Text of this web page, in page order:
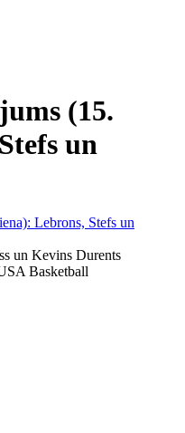
(15.
un
un Kevins Durents
Basketball